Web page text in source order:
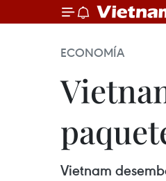
ECONOMÍA
Vietnam